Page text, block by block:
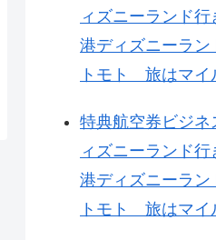
ィズニーランド
港ディズニーラ
トモト 旅はマイ
特典航空券ビジ
ィズニーランド
港ディズニーラ
トモト 旅はマイ